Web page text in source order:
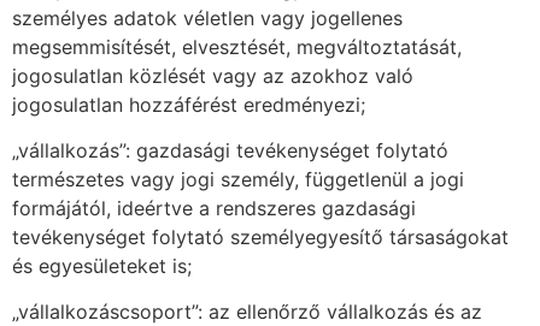
személyes adatok véletlen vagy jogellenes
megsemmisítését, elvesztését, megváltoztatását,
jogosulatlan közlését vagy az azokhoz való
jogosulatlan hozzáférést eredményezi;
„vállalkozás”: gazdasági tevékenységet folytató
természetes vagy jogi személy, függetlenül a jogi
formájától, ideértve a rendszeres gazdasági
tevékenységet folytató személyegyesítő társaságokat
és egyesületeket is;
„vállalkozáscsoport”: az ellenőrző vállalkozás és az